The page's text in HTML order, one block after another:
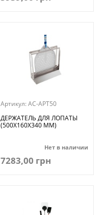
Артикул: AC-APT50
ДЕРЖАТЕЛЬ ДЛЯ ЛОПАТЫ
(500Х160Х340 ММ)
Нет в наличии
7283,00 грн